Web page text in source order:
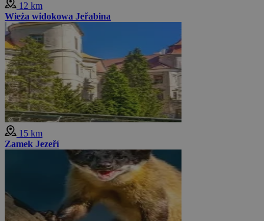
12 km
Wieża widokowa Jeřabina
15 km
Zamek Jezeří